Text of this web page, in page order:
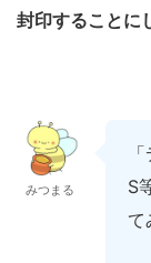
封印することに
みつまる
S
て